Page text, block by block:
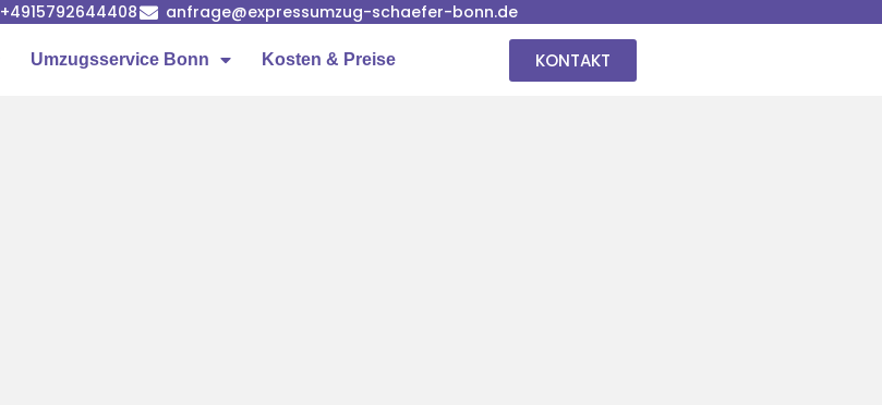
+4915792644408 anfrage@expressumzug-schaefer-bonn.de
Umzugsservice Bonn Kosten & Preise KONTAKT